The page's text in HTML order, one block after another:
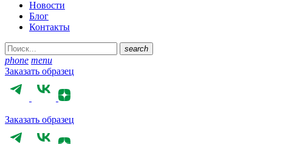
Новости
Блог
Контакты
search
phone menu
Заказать образец
Заказать образец